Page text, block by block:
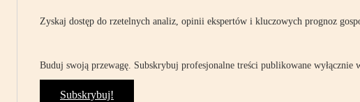
Zyskaj dostęp do rzetelnych analiz, opinii ekspertów i kluczowych prognoz
Buduj swoją przewagę. Subskrybuj profesjonalne treści publikowane wyłącznie
Subskrybuj!